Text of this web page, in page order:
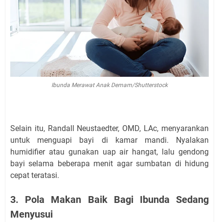
Ibunda Merawat Anak Demam/Shutterstock
Selain itu, Randall Neustaedter, OMD, LAc, menyarankan
untuk menguapi bayi di kamar mandi. Nyalakan
humidifier atau gunakan uap air hangat, lalu gendong
bayi selama beberapa menit agar sumbatan di hidung
cepat teratasi.
3. Pola Makan Baik Bagi Ibunda Sedang
Menyusui